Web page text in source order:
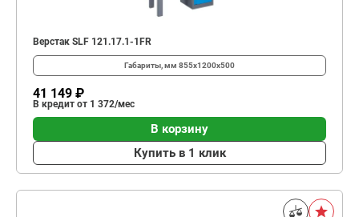
Верстак SLF 121.17.1-1FR
Габариты, мм 855x1200x500
41 149 ₽
В кредит от 1 372/мес
В корзину
Купить в 1 клик